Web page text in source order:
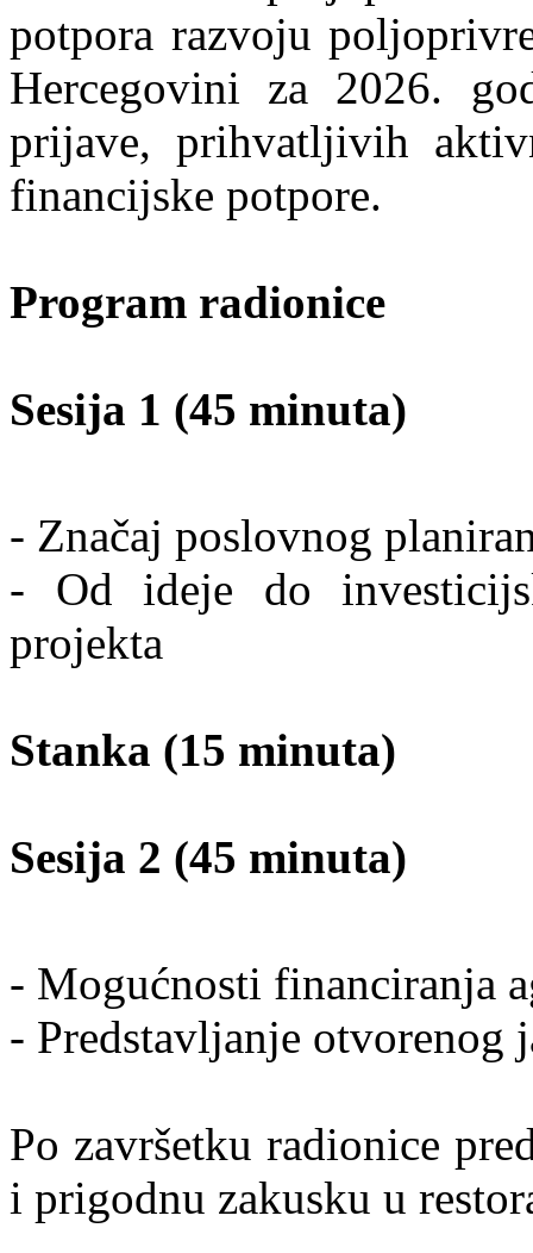
potpora razvoju
Hercegovini za 2026.
prijave, prihvatljivih
financijske potpore.
Program radionice
Sesija 1 (45 minuta)
- Značaj poslovnog
- Od ideje do
projekta
Stanka (15 minuta)
Sesija 2 (45 minuta)
- Mogućnosti financiranja
- Predstavljanje otvorenog
Po završetku radionice
i prigodnu zakusku u